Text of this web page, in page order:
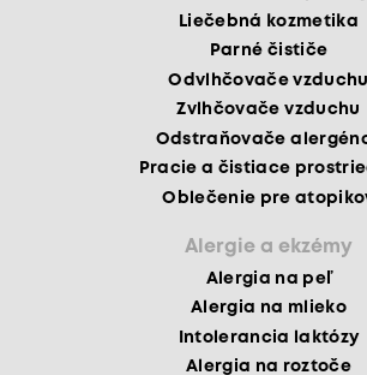
Liečebná kozmetika
Parné čističe
Odvlhčovače vzduchu
Zvlhčovače vzduchu
Odstraňovače
Pracie a čistiace
Oblečenie pre
Alergie a ekzémy
Alergia na peľ
Alergia na mlieko
Intolerancia laktózy
Alergia na roztoče